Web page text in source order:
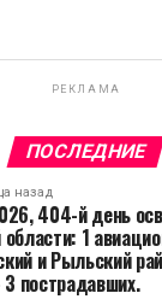
РЕКЛАМА
ПОСЛЕДНИЕ
назад
404-й день
1
и Рыльский
пострадавших.